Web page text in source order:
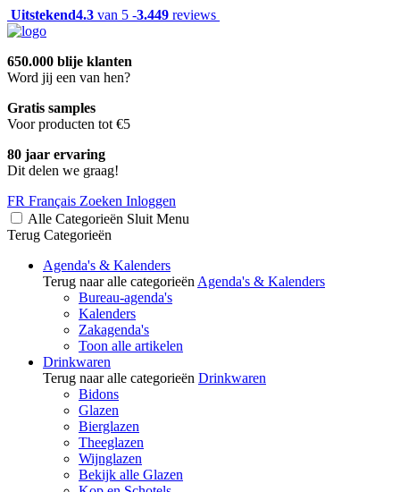
Uitstekend4.3 van 5 -3.449 reviews
650.000 blije klanten
Word jij een van hen?
Gratis samples
Voor producten tot €5
80 jaar ervaring
Dit delen we graag!
FR Français Zoeken Inloggen
Alle Categorieën Sluit Menu
Terug Categorieën
Agenda's & Kalenders
Terug naar alle categorieën Agenda's & Kalenders
Bureau-agenda's
Kalenders
Zakagenda's
Toon alle artikelen
Drinkwaren
Terug naar alle categorieën Drinkwaren
Bidons
Glazen
Bierglazen
Theeglazen
Wijnglazen
Bekijk alle Glazen